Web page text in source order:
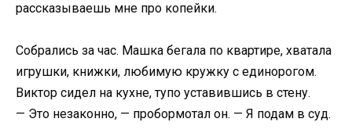
рассказываешь мне про копейки.
Собрались за час. Машка бегала по квартире, хватала
игрушки, книжки, любимую кружку с единорогом.
Виктор сидел на кухне, тупо уставившись в стену.
— Это незаконно, — пробормотал он. — Я подам в суд.